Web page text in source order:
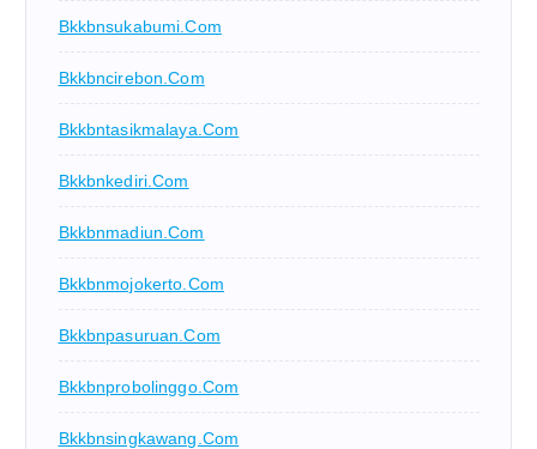
Bkkbnsukabumi.com
Bkkbncirebon.com
Bkkbntasikmalaya.com
Bkkbnkediri.com
Bkkbnmadiun.com
Bkkbnmojokerto.com
Bkkbnpasuruan.com
Bkkbnprobolinggo.com
Bkkbnsingkawang.com